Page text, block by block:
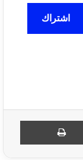
اشتراك
طباعة